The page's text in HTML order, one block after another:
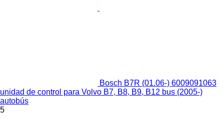
Bosch B7R (01.06-) 6009091063
unidad de control para Volvo B7, B8, B9, B12 bus (2005-)
autobús
5